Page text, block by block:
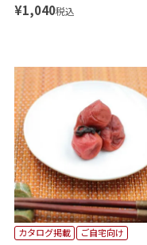
¥1,040税込
カタログ掲載 ご自宅向け